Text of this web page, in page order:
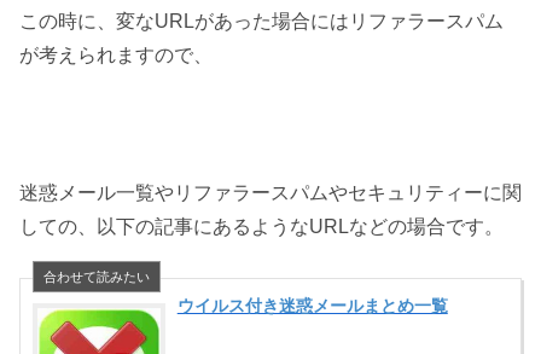
この時に、変なURLがあった場合にはリファラースパム
が考えられますので、
迷惑メール一覧やリファラースパムやセキュリティーに関
しての、以下の記事にあるようなURLなどの場合です。
ウイルス付き迷惑メールまとめ一覧